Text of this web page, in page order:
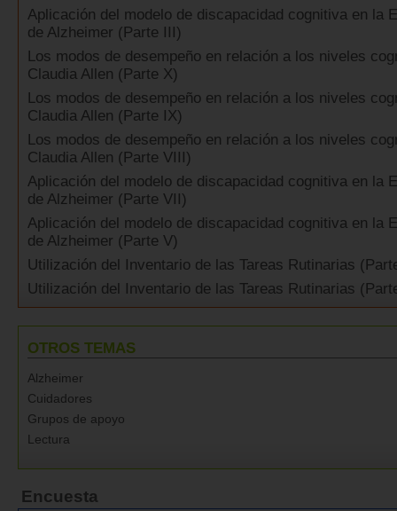
Aplicación del modelo de discapacidad cognitiva en la
de Alzheimer (Parte III)
Los modos de desempeño en relación a los niveles
Claudia Allen (Parte X)
Los modos de desempeño en relación a los niveles
Claudia Allen (Parte IX)
Los modos de desempeño en relación a los niveles
Claudia Allen (Parte VIII)
Aplicación del modelo de discapacidad cognitiva en la
de Alzheimer (Parte VII)
Aplicación del modelo de discapacidad cognitiva en la
de Alzheimer (Parte V)
Utilización del Inventario de las Tareas Rutinarias
Utilización del Inventario de las Tareas Rutinarias
OTROS TEMAS
Alzheimer
Cuidadores
Grupos de apoyo
Lectura
Encuesta